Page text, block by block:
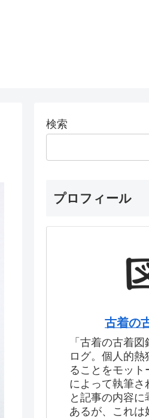
検索
プロフィール
古着の
「古着の古着
ログ。個人的熱
ることをモッ
によって執筆さ
と記事の内容
あるが、これは